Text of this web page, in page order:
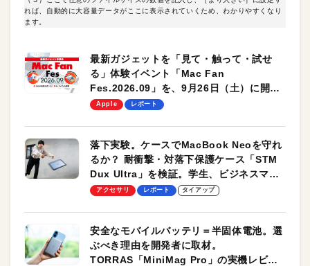
れば、自動的に大容量データがここに表示されていくため、わかりやすくなり
ます。
最新ガジェットを「見て・触って・試せ
る」体験イベント「Mac Fan
Fes.2026.09」を、9月26日（土）に開催
します！
Apple レポート
落下実験。ケースでMacBook Neoを守れ
るか？ 耐衝撃・対落下保護ケース「STM
Dux Ultra」を検証。学生、ビジネスマン
のモバイルユースに最適！
アクセサリ レポート タイアップ
安全なモバイルバッテリ＝半固体電池。選
ぶべき理由を開発者に取材。
TORRAS「MiniMag Pro」の実機レビュ